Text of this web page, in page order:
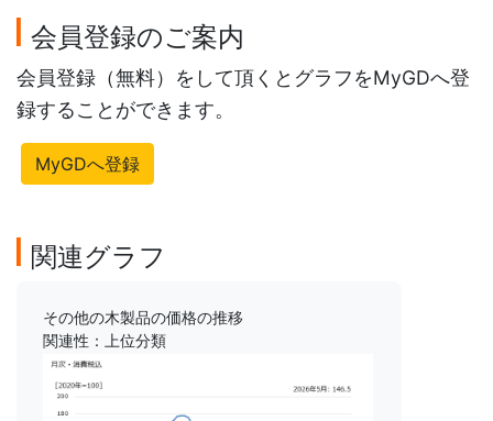
会員登録のご案内
会員登録（無料）をして頂くとグラフをMyGDへ登
録することができます。
MyGDへ登録
関連グラフ
その他の木製品の価格の推移
関連性：上位分類